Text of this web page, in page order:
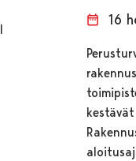
16